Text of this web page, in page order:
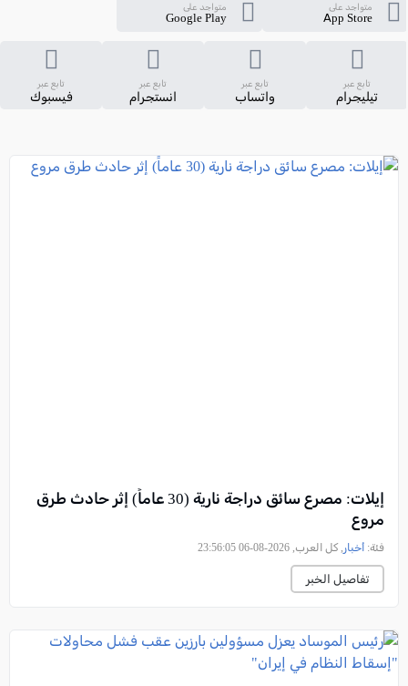
متواجد على
App Store
متواجد على
Google Play
تابع عبر
تيليجرام
تابع عبر
واتساب
تابع عبر
انستجرام
تابع عبر
فيسبوك
إيلات: مصرع سائق دراجة نارية (30 عاماً) إثر حادث طرق
مروع
فئة: أخبار , كل العرب, 2026-08-06 23:56:05
تفاصيل الخبر